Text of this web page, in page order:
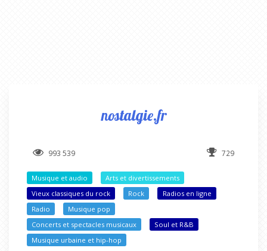
nostalgie.fr
993 539 729
Musique et audio
Arts et divertissements
Vieux classiques du rock
Rock
Radios en ligne
Radio
Musique pop
Concerts et spectacles musicaux
Soul et R&B
Musique urbaine et hip-hop